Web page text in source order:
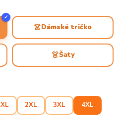
✓
👗Dámské tričko
👗Šaty
XL 2XL 3XL 4XL